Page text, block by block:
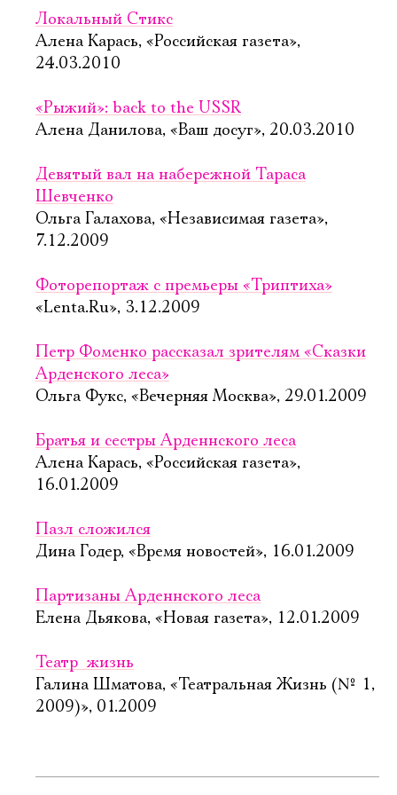
Локальный Стикс
Алена Карась, «Российская газета»,
24.03.2010
«Рыжий»: back to the USSR
Алена Данилова, «Ваш досуг», 20.03.2010
Девятый вал на набережной Тараса
Шевченко
Ольга Галахова, «Независимая газета»,
7.12.2009
Фоторепортаж с премьеры «Триптиха»
«Lenta.Ru», 3.12.2009
Петр Фоменко рассказал зрителям «Сказки
Арденского леса»
Ольга Фукс, «Вечерняя Москва», 29.01.2009
Братья и сестры Арденнского леса
Алена Карась, «Российская газета»,
16.01.2009
Пазл сложился
Дина Годер, «Время новостей», 16.01.2009
Партизаны Арденнского леса
Елена Дьякова, «Новая газета», 12.01.2009
Театр  жизнь
Галина Шматова, «Театральная Жизнь (№ 1,
2009)», 01.2009